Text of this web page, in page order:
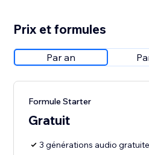
Prix et formules
Par an
Formule Starter
Gratuit
3 générations audio